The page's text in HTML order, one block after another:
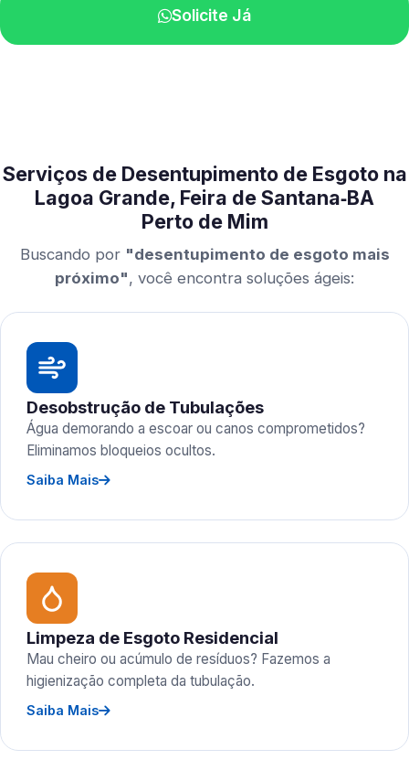
Solicite Já
Serviços de Desentupimento de Esgoto na
Lagoa Grande, Feira de Santana‑BA
Perto de Mim
Buscando por "desentupimento de esgoto mais
próximo", você encontra soluções ágeis:
Desobstrução de Tubulações
Água demorando a escoar ou canos comprometidos?
Eliminamos bloqueios ocultos.
Saiba Mais
Limpeza de Esgoto Residencial
Mau cheiro ou acúmulo de resíduos? Fazemos a
higienização completa da tubulação.
Saiba Mais